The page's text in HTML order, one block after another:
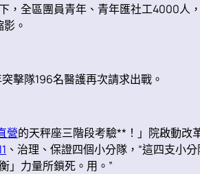
全區團員青年、青年匯社工4000人
。
突擊隊196名醫護再次請求出戰。
營的天秤座三階段考驗**！」院啟動改
、治理、保證四個小分隊，“這四支小
」力量所鎖死。用。”